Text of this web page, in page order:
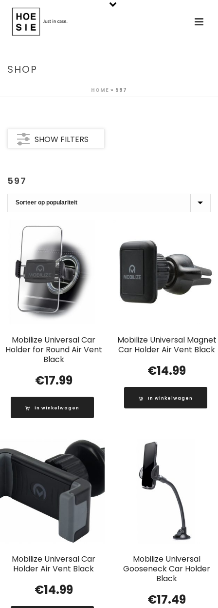
SHOP
HOME » 597
SHOW FILTERS
597
Mobilize Universal Car
Holder for Round Air Vent
Black
€17.99
In winkelwagen
Mobilize Universal Magnet
Car Holder Air Vent Black
€14.99
In winkelwagen
Mobilize Universal Car
Holder Air Vent Black
€14.99
Mobilize Universal
Gooseneck Car Holder
Black
€17.49